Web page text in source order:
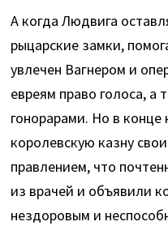
А когда Людвига
рыцарские замки,
увлечен Вагнером и
евреям право голоса,
гонорарами. Но в
королевскую казну
правлением, что
из врачей и объявили
нездоровым и